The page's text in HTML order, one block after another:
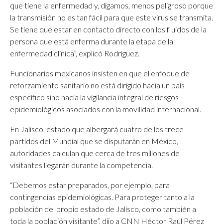
que tiene la enfermedad y, digamos, menos peligroso porque
la transmisión no es tan fácil para que este virus se transmita.
Se tiene que estar en contacto directo con los fluidos de la
persona que está enferma durante la etapa de la
enfermedad clínica”, explicó Rodríguez.
Funcionarios mexicanos insisten en que el enfoque de
reforzamiento sanitario no está dirigido hacia un país
específico sino hacia la vigilancia integral de riesgos
epidemiológicos asociados con la movilidad internacional.
En Jalisco, estado que albergará cuatro de los trece
partidos del Mundial que se disputarán en México,
autoridades calculan que cerca de tres millones de
visitantes llegarán durante la competencia.
“Debemos estar preparados, por ejemplo, para
contingencias epidemiológicas. Para proteger tanto a la
población del propio estado de Jalisco, como también a
toda la población visitante”, dijo a CNN Héctor Raúl Pérez